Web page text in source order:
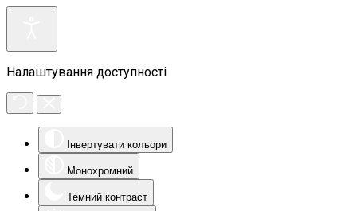
Налаштування доступності
Інвертувати кольори
Монохромний
Темний контраст